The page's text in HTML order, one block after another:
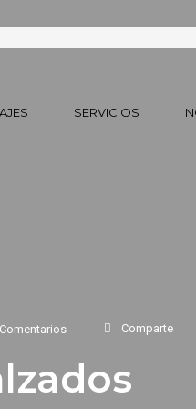
SERVICIOS
Comparte